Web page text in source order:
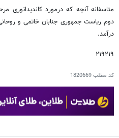
متاسفانه آنچه که درمورد
دوم ریاست جمهوری جنابان خاتمی و
درآمد.
۲۱۹۲۱۹
کد مطلب1820669